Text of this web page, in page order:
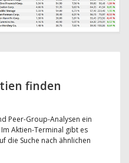
finden
Peer-Group-Analysen ein
Aktien-Terminal gibt es
die Suche nach ähnlichen